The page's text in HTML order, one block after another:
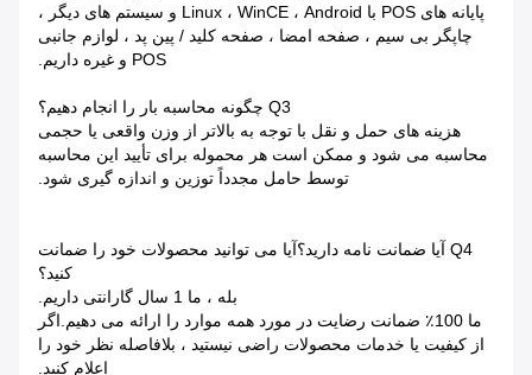
پایانه های POS با Linux ، WinCE ، Android و سیستم های دیگر ،
چاپگر بی سیم ، صفحه امضا ، صفحه کلید / پین پد ، لوازم جانبی
POS و غیره داریم.
Q3 چگونه محاسبه بار را انجام دهیم؟
هزینه های حمل و نقل با توجه به بالاتر از وزن واقعی یا حجمی
محاسبه می شود و ممکن است هر محموله برای تأیید این محاسبه
توسط حامل مجدداً توزین و اندازه گیری شود.
Q4 آیا ضمانت نامه دارید؟آیا می توانید محصولات خود را ضمانت
کنید؟
بله ، ما 1 سال گارانتی داریم.
ما 100٪ ضمانت رضایت در مورد همه موارد را ارائه می دهیم.اگر
از کیفیت یا خدمات محصولات راضی نیستید ، بلافاصله نظر خود را
اعلام کنید.